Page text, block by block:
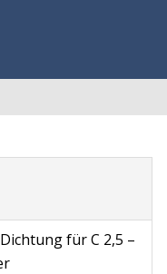
für C 2,5 –